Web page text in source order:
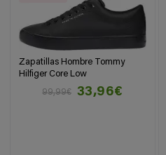
Zapatillas Hombre Tommy
Hilfiger Core Low
99,99€
33,96€